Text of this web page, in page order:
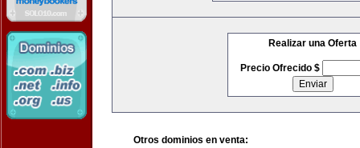
Realizar una Oferta
Precio Ofrecido $
Otros dominios en venta: